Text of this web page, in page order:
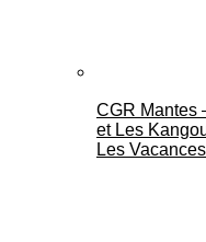
CGR Mantes
et Les
Les